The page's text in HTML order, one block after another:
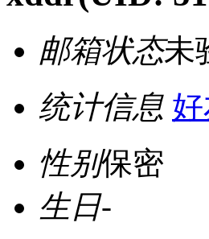
邮箱状态未
统计信息
性别保密
生日-